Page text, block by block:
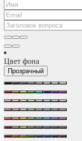
Цвет фона
Прозрачный